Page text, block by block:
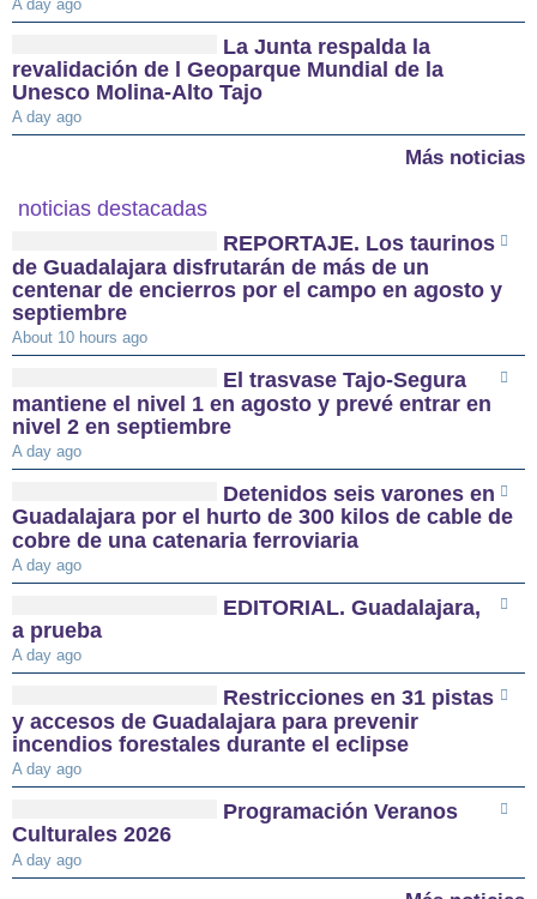
A day ago
La Junta respalda la
revalidación de l Geoparque Mundial de la
Unesco Molina-Alto Tajo
A day ago
Más noticias
noticias destacadas
REPORTAJE. Los taurinos
de Guadalajara disfrutarán de más de un
centenar de encierros por el campo en agosto y
septiembre
About 10 hours ago
El trasvase Tajo-Segura
mantiene el nivel 1 en agosto y prevé entrar en
nivel 2 en septiembre
A day ago
Detenidos seis varones en
Guadalajara por el hurto de 300 kilos de cable de
cobre de una catenaria ferroviaria
A day ago
EDITORIAL. Guadalajara,
a prueba
A day ago
Restricciones en 31 pistas
y accesos de Guadalajara para prevenir
incendios forestales durante el eclipse
A day ago
Programación Veranos
Culturales 2026
A day ago